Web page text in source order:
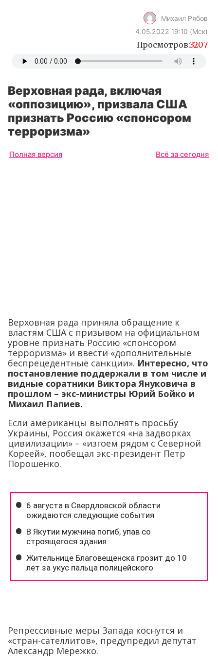
Михаил Рябов
4.05.2022 19:10 (Мск)
Просмотров:3207
Верховная рада, включая
«оппозицию», призвала США
признать Россию «спонсором
терроризма»
Полная версия Всё за сегодня
Верховная рада приняла обращение к
властям США с призывом на официальном
уровне признать Россию «спонсором
терроризма» и ввести «дополнительные
беспрецедентные санкции». Интересно, что
постановление поддержали в том числе и
видные соратники Виктора Януковича в
прошлом – экс-министры Юрий Бойко и
Михаил Папиев.
Если американцы выполнять просьбу
Украины, Россия окажется «на задворках
цивилизации» – «изгоем рядом с Северной
Кореей», пообещал экс-президент Петр
Порошенко.
Репрессивные меры Запада коснутся и
«стран-сателлитов», предупредил депутат
Александр Мережко.